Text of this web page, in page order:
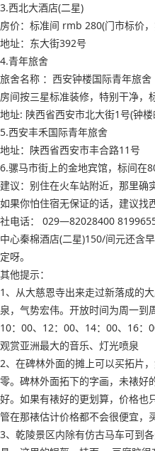
3.西北大酒店(二星)
房价：标准间 rmb 280(门市标价
地址：东大街392号
4.青年旅舍
旅舍名称 ：西安钟楼国际青年旅舍
房间按三星标准装修，特别干净
地址: 陕西省西安市北大街1号(钟
5.西安丰禾国际青年旅舍
地址：陕西省西安市丰合路11号
6.骡马市街上的金地宾馆，标间在
建议：别住在火车站附近，那里确
如果你怕住宿无保证的话，建议找
社电话： 029—82028400
中心秦棉酒店(二星)150/间元还含
定呀。
其他提示：
1、从大慈恩寺出来走过新落成的
泉，气势宏伟。开放时间为周一
10：00、12：00、14：00、16：
观赏亚洲最大的音乐、灯光喷泉
2、在碑林外面的摊上可以买拓片
零。碑林外面拓下的字画，未裱好
好。如果有裱好的更划算，价格也
管在那裱估计价格都不会很便宜，
3、乾陵景区内除有仿古马车可到